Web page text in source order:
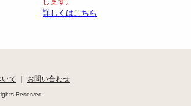
詳しくはこちら
いて ｜ お問い合わせ
Reserved.